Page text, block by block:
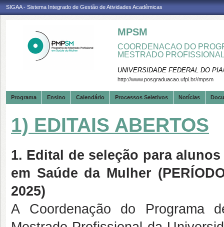
SIGAA - Sistema Integrado de Gestão de Atividades Acadêmicas
MPSM
COORDENACAO DO
MESTRADO
UNIVERSIDADE FEDERAL DO
http://www.posgraduacao.ufpi.br//mpsm
Programa Ensino Calendário Processos Seletivos Notícias
1) EDITAIS ABERTOS
1. Edital de seleção para
em Saúde da Mulher
2025)
A Coordenação do Programa